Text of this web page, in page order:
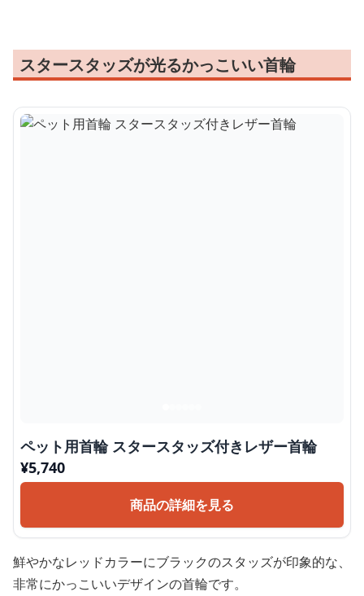
スタースタッズが光るかっこいい首輪
ペット用首輪 スタースタッズ付きレザー首輪
¥5,740
商品の詳細を見る
鮮やかなレッドカラーにブラックのスタッズが印象的な、
非常にかっこいいデザインの首輪です。